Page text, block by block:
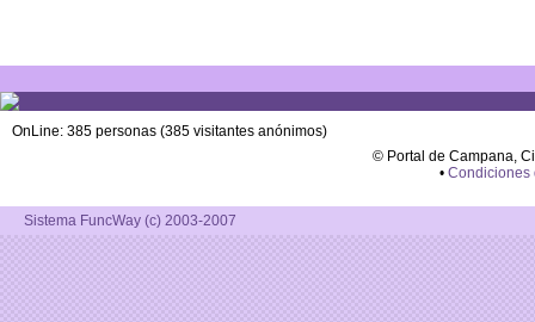
OnLine: 385 personas (385 visitantes anónimos)
© Portal de Campana,
• Condiciones
Sistema FuncWay (c) 2003-2007